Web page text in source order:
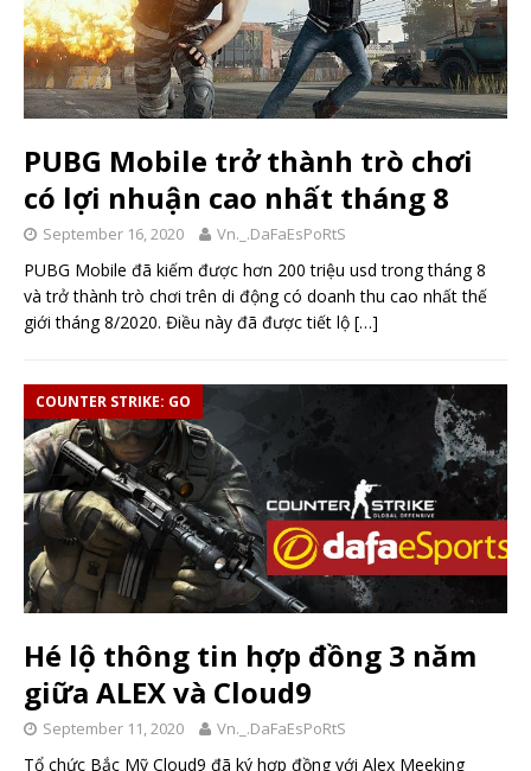
PUBG Mobile trở thành trò chơi
có lợi nhuận cao nhất tháng 8
September 16, 2020 Vn._.DaFaEsPoRtS
PUBG Mobile đã kiếm được hơn 200 triệu usd trong tháng 8
và trở thành trò chơi trên di động có doanh thu cao nhất thế
giới tháng 8/2020. Điều này đã được tiết lộ […]
COUNTER STRIKE: GO
Hé lộ thông tin hợp đồng 3 năm
giữa ALEX và Cloud9
September 11, 2020 Vn._.DaFaEsPoRtS
Tổ chức Bắc Mỹ Cloud9 đã ký hợp đồng với Alex Meeking